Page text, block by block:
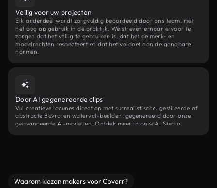
Veilig voor uw projecten
Elk onderdeel wordt zorgvuldig beoordeeld door ons team, met
het oog op gebruik in de praktijk. We streven ernaar ervoor te
zorgen dat het veilig te gebruiken is, dat het de merk- en
modelrechten respecteert en dat het voldoet aan de gangbare
normen.
Door AI gegenereerde clips
Vul creatieve lacunes direct op met surrealistische, gestileerde of
abstracte Bevroren waterval-beelden, gegenereerd door onze
geavanceerde AI-modellen. Ontdek meer in onze AI Studio.
Waarom kiezen makers voor Coverr?